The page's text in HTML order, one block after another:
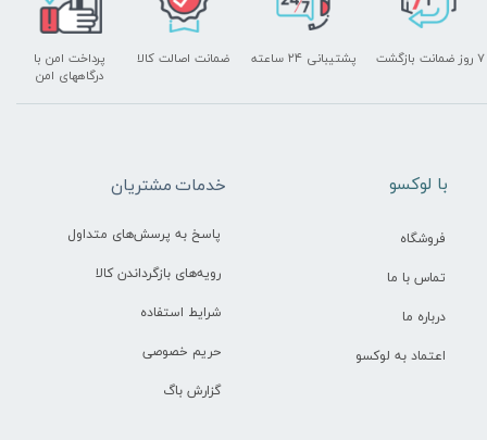
پشتیبانی ۲۴ ساعته
پرداخت امن با
درگاههای امن
۷ روز ضمانت بازگشت ضمانت اصالت کالا
خدمات مشتریان
پاسخ به پرسش‌های متداول
رویه‌های بازگرداندن کالا
شرایط استفاده
حریم خصوصی
گزارش باگ
​با لوکسو
فروشگاه
تماس با ما
درباره ما
اعتماد به لوکسو